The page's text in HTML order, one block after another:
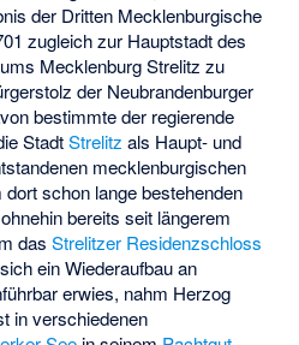
der Dritten Mecklenburgische
zugleich zur Hauptstadt des
Mecklenburg Strelitz zu
der Neubrandenburger
bestimmte der regierende
StadtStrelitz als Haupt- und
mecklenburgischen
schon lange bestehenden
bereits seit längerem
dasStrelitzer Residenzschloss
ein Wiederaufbau an
erwies, nahm Herzog
in verschiedenen